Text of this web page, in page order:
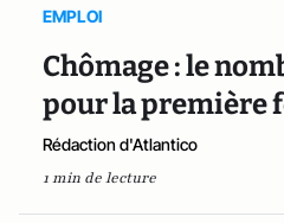
EMPLOI
Chômage : le
pour la première
Rédaction d'Atlantico
1 min de lecture